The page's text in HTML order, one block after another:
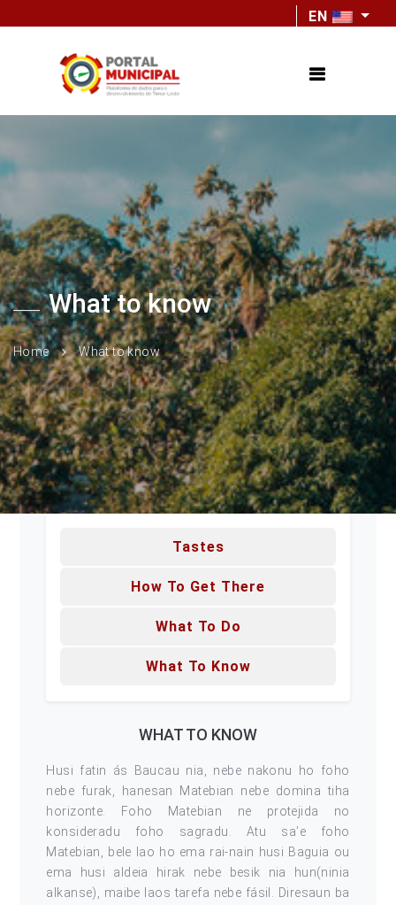
EN
What to know
Home What to know
Tastes
How To Get There
What To Do
What To Know
WHAT TO KNOW
Husi fatin ás Baucau nia, nebe nakonu ho foho
nebe furak, hanesan Matebian nebe domina tiha
horizonte. Foho Matebian ne protejida no
konsideradu foho sagradu. Atu sa’e foho
Matebian, bele lao ho ema rai-nain husi Baguia ou
ema husi aldeia hirak nebe besik nia hun(ninia
alkanse), maibe laos tarefa nebe fásil. Diresaun ba